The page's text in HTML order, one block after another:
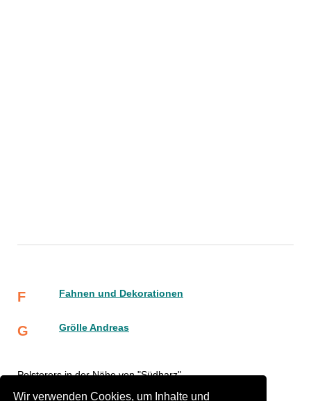
Wir verwenden Cookies, um Inhalte und
F Fahnen und Dekorationen
G Grölle Andreas
Polsterers in der Nähe von "Südharz"